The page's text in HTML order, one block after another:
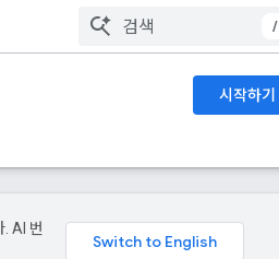
/
시작하기
AI 번